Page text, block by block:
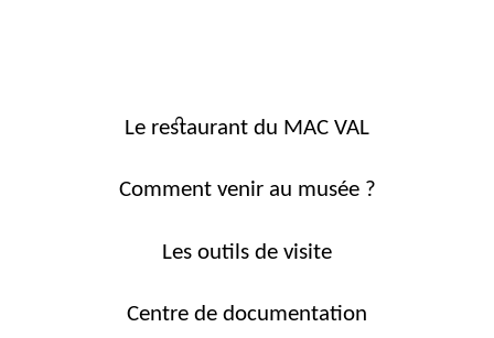
Le restaurant du MAC VAL
Comment venir au musée ?
Les outils de visite
Centre de documentation